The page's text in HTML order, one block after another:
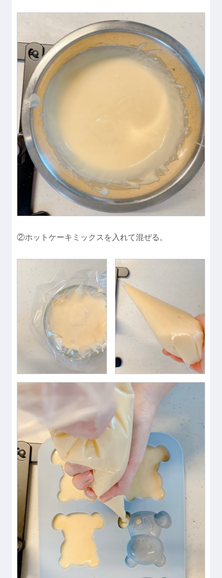
②ホットケーキミックスを入れて混ぜる。